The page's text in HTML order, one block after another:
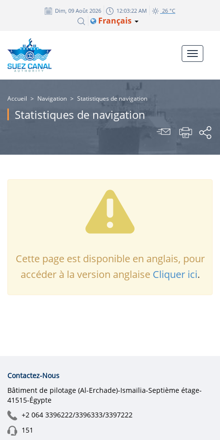
Dim, 09 Août 2026 12:03:22 AM 26 °C
Français
Accueil > Navigation > Statistiques de navigation
Statistiques de navigation
Cette page est disponible en anglais, pour
accéder à la version anglaise Cliquer ici.
Contactez-Nous
Bâtiment de pilotage (Al-Erchade)-Ismaïlia-Septième étage-
41515-Égypte
+2 064 3396222/3396333/3397222
151